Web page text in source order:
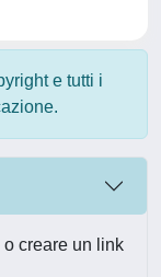
e tutti i
creare un link